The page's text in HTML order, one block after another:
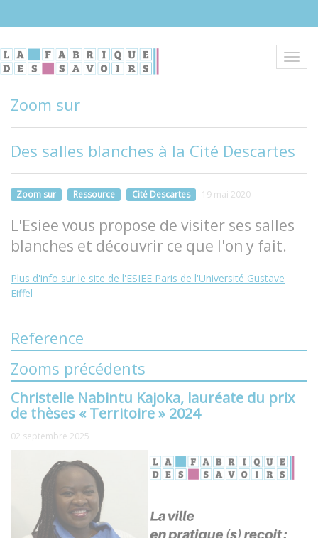
principal
Zoom sur
Des salles blanches à la Cité Descartes
Zoom sur Ressource Cité Descartes 19 mai 2020
L'Esiee vous propose de visiter ses salles
blanches et découvrir ce que l'on y fait.
Plus d'info sur le site de l'ESIEE Paris de l'Université Gustave
Eiffel
Reference
Zooms précédents
Christelle Nabintu Kajoka, lauréate du prix
de thèses « Territoire » 2024
02 septembre 2025